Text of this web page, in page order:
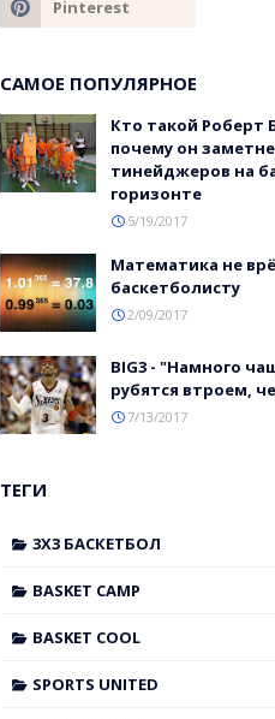
САМОЕ ПОПУЛЯРНОЕ
Кто такой Роберт
почему он
тинейджеров на
горизонте
5/19/2017
Математика не
баскетболисту
2/09/2017
BIG3 - "Намного
рубятся втроем,
7/13/2017
ТЕГИ
3X3 БАСКЕТБОЛ
BASKET CAMP
BASKET COOL
SPORTS UNITED